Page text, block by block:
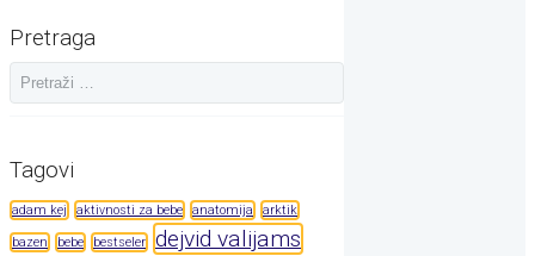
Pretraga
Tagovi
adam kej aktivnosti za bebe anatomija arktik
bazen bebe bestseler dejvid valijams